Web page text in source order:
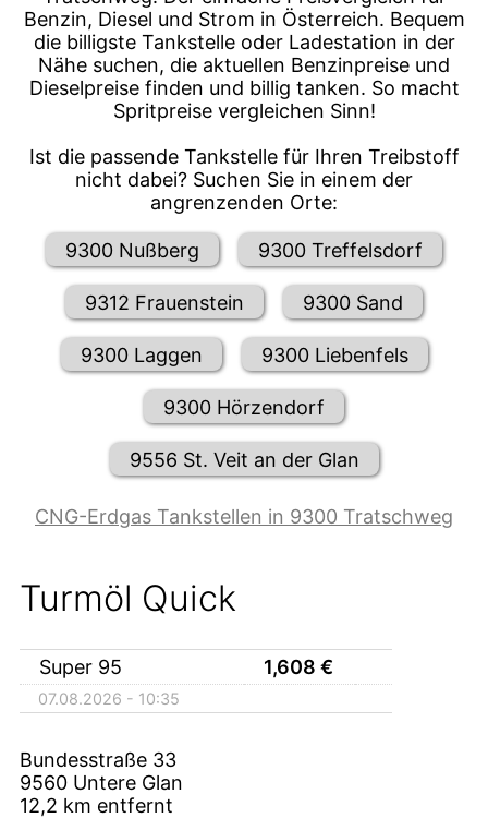
Benzin, Diesel und Strom in Österreich. Bequem
die billigste Tankstelle oder Ladestation in der
Nähe suchen, die aktuellen Benzinpreise und
Dieselpreise finden und billig tanken. So macht
Spritpreise vergleichen Sinn!
Ist die passende Tankstelle für Ihren Treibstoff
nicht dabei? Suchen Sie in einem der
angrenzenden Orte:
9300 Nußberg 9300 Treffelsdorf
9312 Frauenstein 9300 Sand
9300 Laggen 9300 Liebenfels
9300 Hörzendorf
9556 St. Veit an der Glan
CNG-Erdgas Tankstellen in 9300 Tratschweg
Turmöl Quick
Super 95 1,608 €
07.08.2026 - 10:35
Bundesstraße 33
9560 Untere Glan
12,2 km entfernt